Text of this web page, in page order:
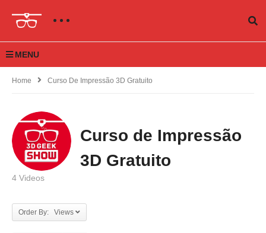
MENU
Home Curso De Impressão 3D Gratuito
Curso de Impressão
3D Gratuito
4 Videos
Order By: Views